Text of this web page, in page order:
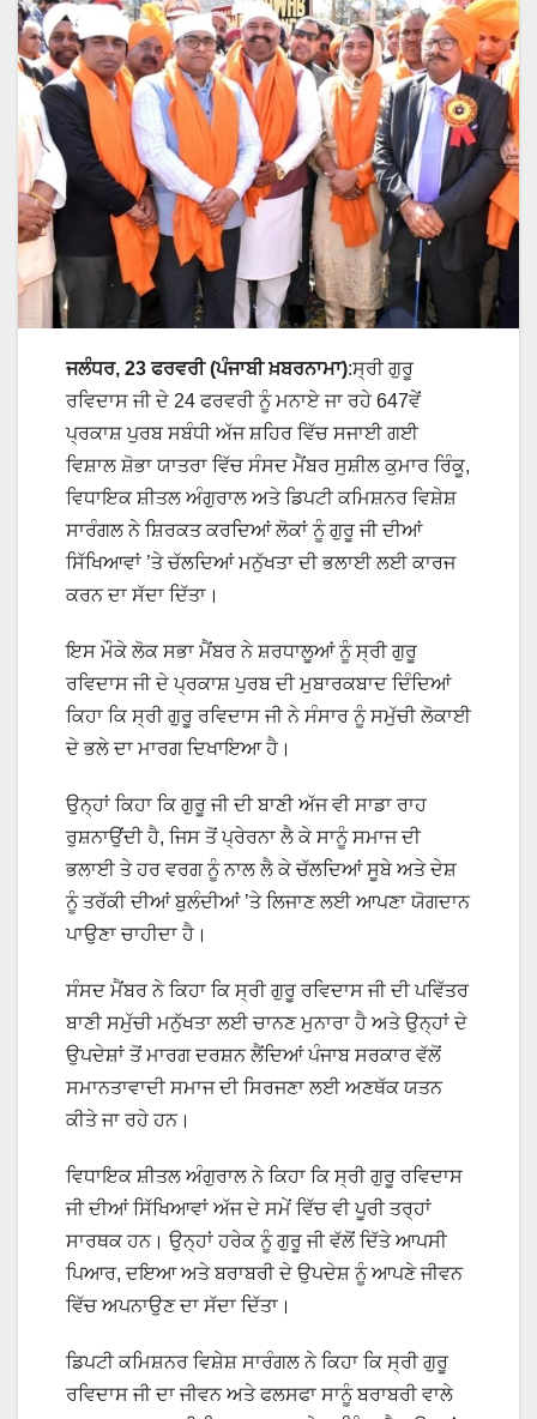
ਜਲੰਧਰ, 23 ਫਰਵਰੀ (ਪੰਜਾਬੀ ਖ਼ਬਰਨਾਮਾ):ਸ੍ਰੀ ਗੁਰੂ
ਰਵਿਦਾਸ ਜੀ ਦੇ 24 ਫਰਵਰੀ ਨੂੰ ਮਨਾਏ ਜਾ ਰਹੇ 647ਵੇਂ
ਪ੍ਰਕਾਸ਼ ਪੁਰਬ ਸਬੰਧੀ ਅੱਜ ਸ਼ਹਿਰ ਵਿੱਚ ਸਜਾਈ ਗਈ
ਵਿਸ਼ਾਲ ਸ਼ੋਭਾ ਯਾਤਰਾ ਵਿੱਚ ਸੰਸਦ ਮੈਂਬਰ ਸੁਸ਼ੀਲ ਕੁਮਾਰ ਰਿੰਕੂ,
ਵਿਧਾਇਕ ਸ਼ੀਤਲ ਅੰਗੁਰਾਲ ਅਤੇ ਡਿਪਟੀ ਕਮਿਸ਼ਨਰ ਵਿਸ਼ੇਸ਼
ਸਾਰੰਗਲ ਨੇ ਸ਼ਿਰਕਤ ਕਰਦਿਆਂ ਲੋਕਾਂ ਨੂੰ ਗੁਰੂ ਜੀ ਦੀਆਂ
ਸਿੱਖਿਆਵਾਂ ’ਤੇ ਚੱਲਦਿਆਂ ਮਨੁੱਖਤਾ ਦੀ ਭਲਾਈ ਲਈ ਕਾਰਜ
ਕਰਨ ਦਾ ਸੱਦਾ ਦਿੱਤਾ।
ਇਸ ਮੌਕੇ ਲੋਕ ਸਭਾ ਮੈਂਬਰ ਨੇ ਸ਼ਰਧਾਲੂਆਂ ਨੂੰ ਸ੍ਰੀ ਗੁਰੂ
ਰਵਿਦਾਸ ਜੀ ਦੇ ਪ੍ਰਕਾਸ਼ ਪੁਰਬ ਦੀ ਮੁਬਾਰਕਬਾਦ ਦਿੰਦਿਆਂ
ਕਿਹਾ ਕਿ ਸ੍ਰੀ ਗੁਰੂ ਰਵਿਦਾਸ ਜੀ ਨੇ ਸੰਸਾਰ ਨੂੰ ਸਮੁੱਚੀ ਲੋਕਾਈ
ਦੇ ਭਲੇ ਦਾ ਮਾਰਗ ਦਿਖਾਇਆ ਹੈ।
ਉਨ੍ਹਾਂ ਕਿਹਾ ਕਿ ਗੁਰੂ ਜੀ ਦੀ ਬਾਣੀ ਅੱਜ ਵੀ ਸਾਡਾ ਰਾਹ
ਰੁਸ਼ਨਾਉਂਦੀ ਹੈ, ਜਿਸ ਤੋਂ ਪ੍ਰੇਰਨਾ ਲੈ ਕੇ ਸਾਨੂੰ ਸਮਾਜ ਦੀ
ਭਲਾਈ ਤੇ ਹਰ ਵਰਗ ਨੂੰ ਨਾਲ ਲੈ ਕੇ ਚੱਲਦਿਆਂ ਸੂਬੇ ਅਤੇ ਦੇਸ਼
ਨੂੰ ਤਰੱਕੀ ਦੀਆਂ ਬੁਲੰਦੀਆਂ ’ਤੇ ਲਿਜਾਣ ਲਈ ਆਪਣਾ ਯੋਗਦਾਨ
ਪਾਉਣਾ ਚਾਹੀਦਾ ਹੈ।
ਸੰਸਦ ਮੈਂਬਰ ਨੇ ਕਿਹਾ ਕਿ ਸ੍ਰੀ ਗੁਰੂ ਰਵਿਦਾਸ ਜੀ ਦੀ ਪਵਿੱਤਰ
ਬਾਣੀ ਸਮੁੱਚੀ ਮਨੁੱਖਤਾ ਲਈ ਚਾਨਣ ਮੁਨਾਰਾ ਹੈ ਅਤੇ ਉਨ੍ਹਾਂ ਦੇ
ਉਪਦੇਸ਼ਾਂ ਤੋਂ ਮਾਰਗ ਦਰਸ਼ਨ ਲੈਂਦਿਆਂ ਪੰਜਾਬ ਸਰਕਾਰ ਵੱਲੋਂ
ਸਮਾਨਤਾਵਾਦੀ ਸਮਾਜ ਦੀ ਸਿਰਜਣਾ ਲਈ ਅਣਥੱਕ ਯਤਨ
ਕੀਤੇ ਜਾ ਰਹੇ ਹਨ।
ਵਿਧਾਇਕ ਸ਼ੀਤਲ ਅੰਗੁਰਾਲ ਨੇ ਕਿਹਾ ਕਿ ਸ੍ਰੀ ਗੁਰੂ ਰਵਿਦਾਸ
ਜੀ ਦੀਆਂ ਸਿੱਖਿਆਵਾਂ ਅੱਜ ਦੇ ਸਮੇਂ ਵਿੱਚ ਵੀ ਪੂਰੀ ਤਰ੍ਹਾਂ
ਸਾਰਥਕ ਹਨ। ਉਨ੍ਹਾਂ ਹਰੇਕ ਨੂੰ ਗੁਰੂ ਜੀ ਵੱਲੋਂ ਦਿੱਤੇ ਆਪਸੀ
ਪਿਆਰ, ਦਇਆ ਅਤੇ ਬਰਾਬਰੀ ਦੇ ਉਪਦੇਸ਼ ਨੂੰ ਆਪਣੇ ਜੀਵਨ
ਵਿੱਚ ਅਪਨਾਉਣ ਦਾ ਸੱਦਾ ਦਿੱਤਾ।
ਡਿਪਟੀ ਕਮਿਸ਼ਨਰ ਵਿਸ਼ੇਸ਼ ਸਾਰੰਗਲ ਨੇ ਕਿਹਾ ਕਿ ਸ੍ਰੀ ਗੁਰੂ
ਰਵਿਦਾਸ ਜੀ ਦਾ ਜੀਵਨ ਅਤੇ ਫਲਸਫਾ ਸਾਨੂੰ ਬਰਾਬਰੀ ਵਾਲੇ